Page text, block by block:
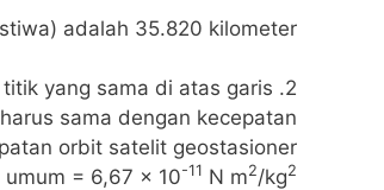
adalah 35.820 kilometer.
titik yang sama di atas garis
sama dengan kecepatan
orbit satelit geostasioner ?
= 6,67 x 10-11 N m2/kg2